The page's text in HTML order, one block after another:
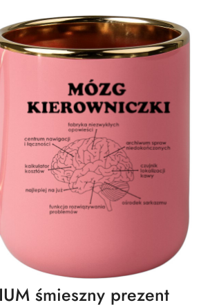
śmieszny prezent